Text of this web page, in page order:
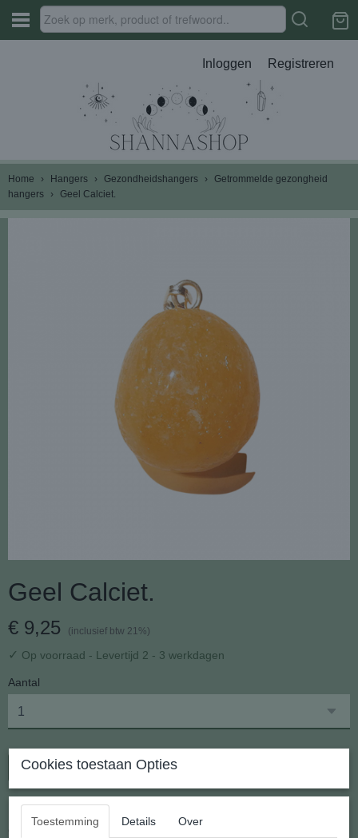
Inloggen Registreren
Home › Hangers › Gezondheidshangers › Getrommelde gezongheid
hangers
› Geel Calciet.
Geel Calciet.
€ 9,25 (inclusief btw 21%)
✓ Op voorraad - Levertijd 2 - 3 werkdagen
Aantal
In winkelwagen
Geel Calciet Gezondheids Hanger
Cookies toestaan Opties
Toestemming Details Over